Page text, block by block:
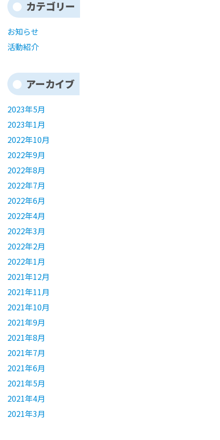
カテゴリー
お知らせ
活動紹介
アーカイブ
2023年5月
2023年1月
2022年10月
2022年9月
2022年8月
2022年7月
2022年6月
2022年4月
2022年3月
2022年2月
2022年1月
2021年12月
2021年11月
2021年10月
2021年9月
2021年8月
2021年7月
2021年6月
2021年5月
2021年4月
2021年3月